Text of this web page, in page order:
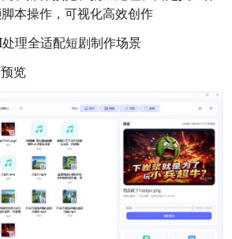
本操作，可视化高效创作
理全适配短剧制作场景
览